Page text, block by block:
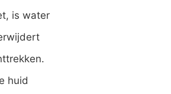
is water
huid